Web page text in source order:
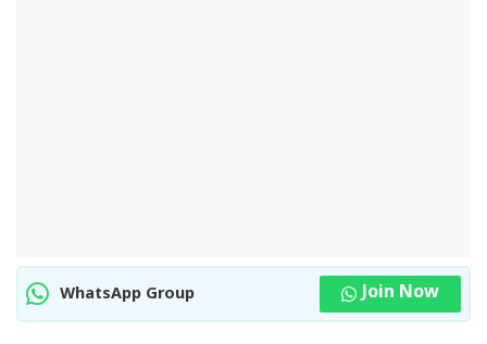
WhatsApp Group Join Now